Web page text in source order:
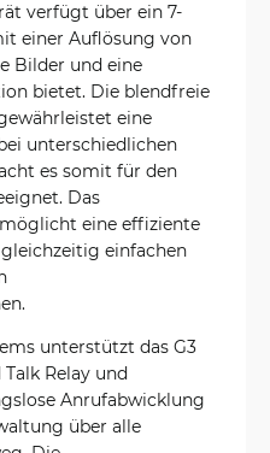
verfügt über ein 7-
einer Auflösung von
Bilder und eine
bietet. Die blendfreie
eine
unterschiedlichen
es somit für den
Das
eine effiziente
einfachen
unterstützt das G3
Relay und
Anrufabwicklung
über alle